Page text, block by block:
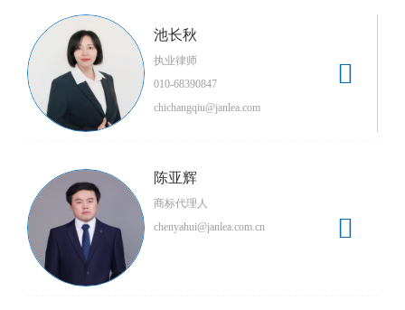

池长秋
执业律师
010-68390847
chichangqiu@janlea.com

陈亚辉
商标代理人
chenyahui@janlea.com.cn